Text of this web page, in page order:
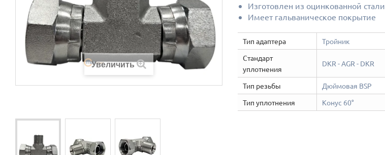
Увеличить
Изготовлен из оцинкованной стали
Имеет гальваническое покрытие
Тип адаптера
Тройник
Стандарт
уплотнения
DKR - AGR - DKR
Тип резьбы
Дюймовая BSP
Тип уплотнения
Конус 60°